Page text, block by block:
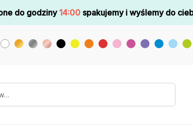
do godziny 14:00 spakujemy i wyślemy do